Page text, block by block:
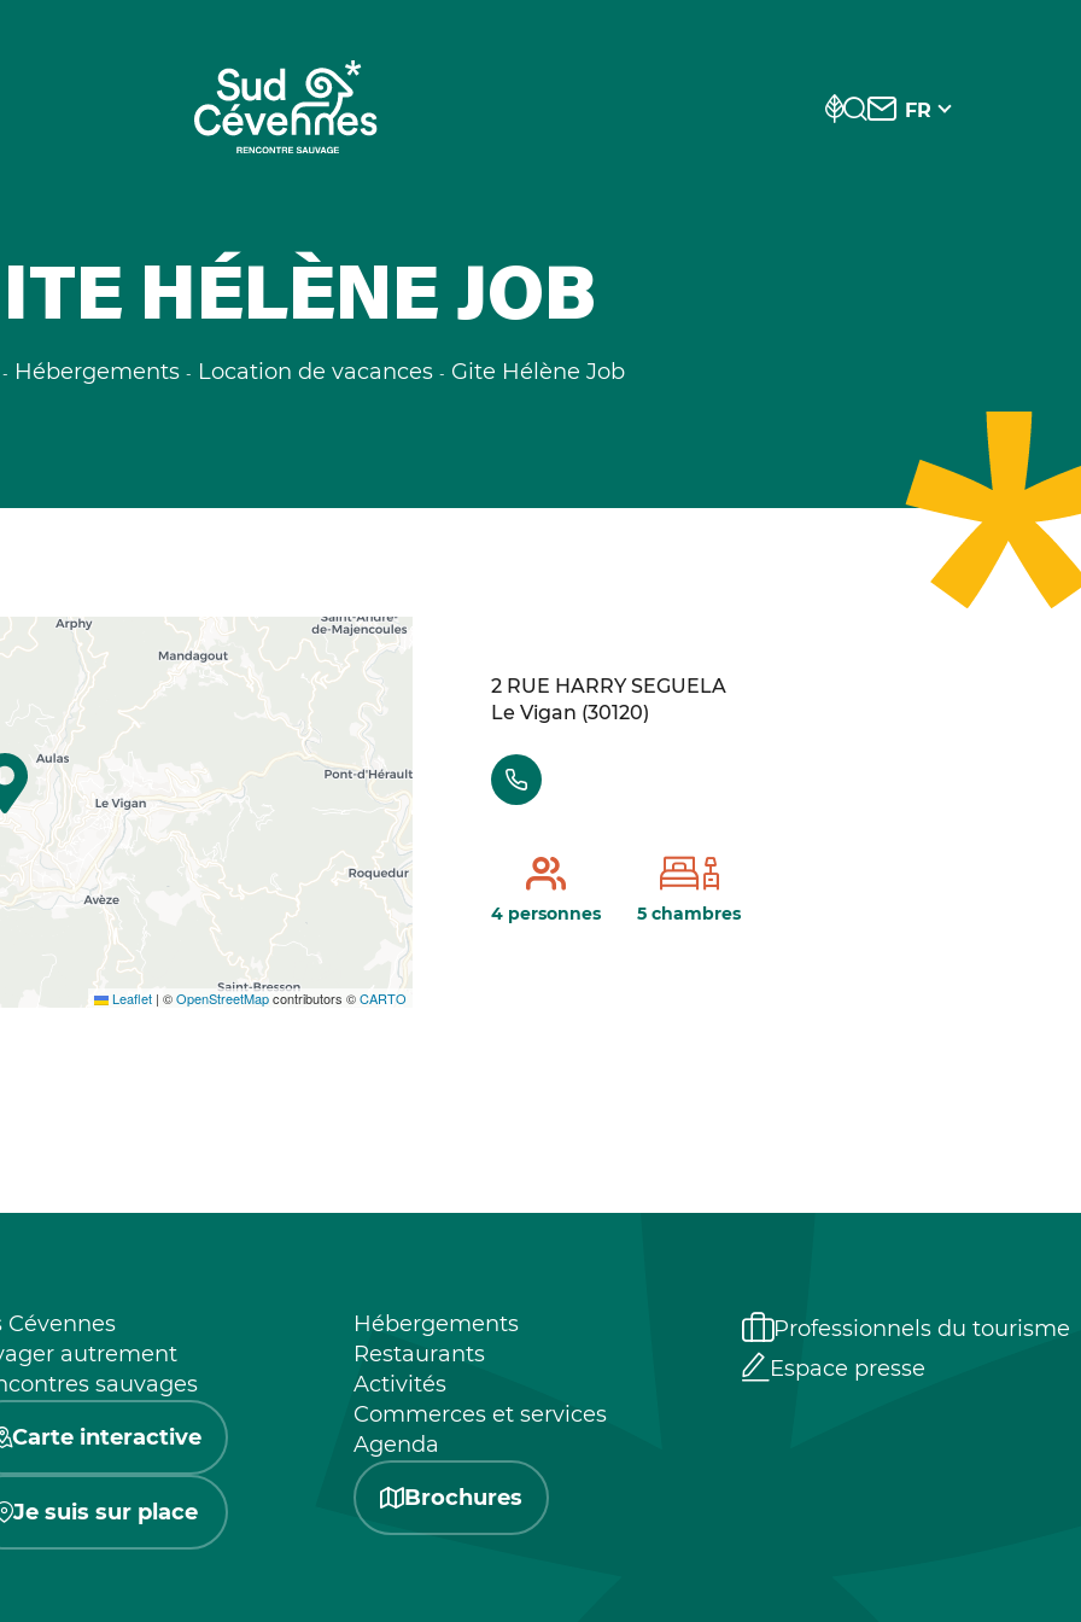
FR
HÉLÈNE JOB
Hébergements Location de vacances Gite Hélène Job
Leaflet | ©OpenStreetMapcontributors ©CARTO
2 RUE HARRY SEGUELA
Le Vigan (30120)
4 personnes 5 chambres
Cévennes
autrement
sauvages
Carte interactive
Je suis sur place
Hébergements
Restaurants
Activités
Commerces et services
Agenda
Brochures
Professionnels du tourisme
Espace presse